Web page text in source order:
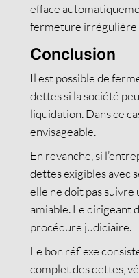
efface
fermeture irrégulière
Conclusion
Il est possible de
dettes si la société
liquidation. Dans ce
envisageable.
En revanche, si
dettes exigibles avec
elle ne doit pas
amiable. Le dirigeant
procédure judiciaire.
Le bon réflexe
complet des dettes,